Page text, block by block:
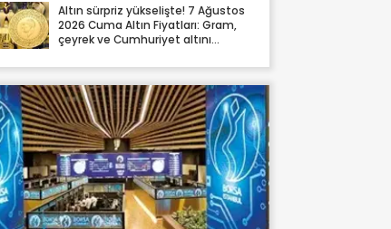
Altın sürpriz yükselişte! 7 Ağustos
2026 Cuma Altın Fiyatları: Gram,
çeyrek ve Cumhuriyet altını